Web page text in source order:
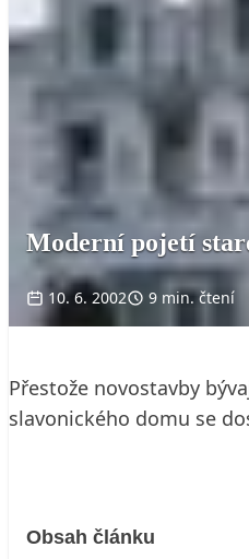
Moderní pojetí
10. 6. 2002 9 min. čtení
Přestože novostavby
slavonického domu se
Obsah článku